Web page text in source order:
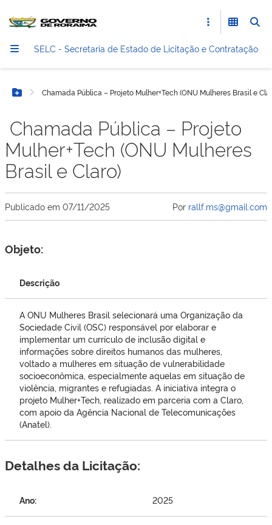
SELC - Secretaria de Estado de Licitação e Contratação
Botão Menu
Chamada Pública – Projeto Mulher+Tech (ONU Mulheres Brasil e
Chamada Pública – Projeto
Mulher+Tech (ONU Mulheres
Brasil e Claro)
Publicado em 07/11/2025 Por rallf.ms@gmail.com
Objeto:
Descrição
A ONU Mulheres Brasil selecionará uma Organização da
Sociedade Civil (OSC) responsável por elaborar e
implementar um currículo de inclusão digital e
informações sobre direitos humanos das mulheres,
voltado a mulheres em situação de vulnerabilidade
socioeconômica, especialmente aquelas em situação de
violência, migrantes e refugiadas. A iniciativa integra o
projeto Mulher+Tech, realizado em parceria com a Claro,
com apoio da Agência Nacional de Telecomunicações
(Anatel).
Detalhes da Licitação:
Ano: 2025